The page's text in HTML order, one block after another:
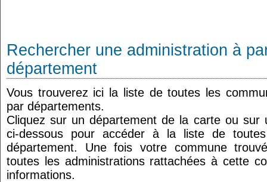
Rechercher une administration à
département
Vous trouverez ici la liste de toutes les
par départements.
Cliquez sur un département de la carte ou sur
ci-dessous pour accéder à la liste de
département. Une fois votre commune
toutes les administrations rattachées à cette
informations.